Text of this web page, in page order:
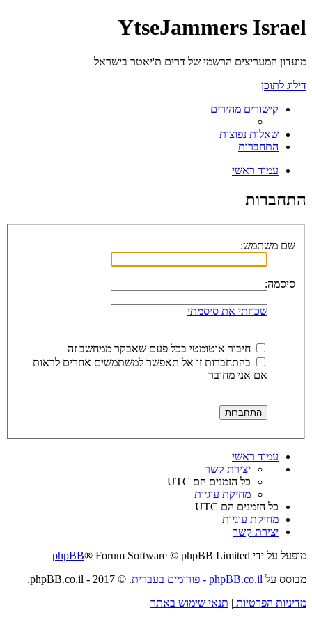
YtseJammers Israel
מועדון המעריצים הרשמי של דרים ת'יאטר בישראל
דילוג לתוכן
קישורים מהירים
שאלות נפוצות
התחברות
עמוד ראשי
התחברות
שם משתמש:
סיסמה:
שכחתי את סיסמתי
חיבור אוטומטי בכל פעם שאבקר ממחשב זה
בהתחברות זו אל תאפשר למשתמשים אחרים לראות
אם אני מחובר
עמוד ראשי
יצירת קשר
כל הזמנים הם UTC
מחיקת עוגיות
כל הזמנים הם UTC
מחיקת עוגיות
יצירת קשר
מופעל על ידי
phpBB® Forum Software © phpBB Limited
מבוסס על phpBB.co.il - פורומים בעברית
. © 2017 - phpBB.co.il.
מדיניות הפרטיות | תנאי שימוש באתר